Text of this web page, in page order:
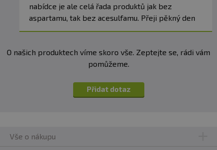
nabídce je ale celá řada produktů jak bez
aspartamu, tak bez acesulfamu. Přeji pěkný den
O našich produktech víme skoro vše. Zeptejte se, rádi vám
pomůžeme.
Přidat dotaz
Vše o nákupu